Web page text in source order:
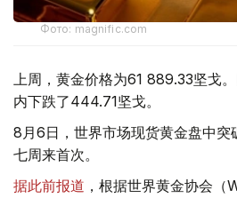
Фото: magnific.com
上周，黄金价格为61 889.33坚戈
内下跌了444.71坚戈。
8月6日，世界市场现货黄金盘中
七周来首次。
据此前报道 ，根据世界黄金协会